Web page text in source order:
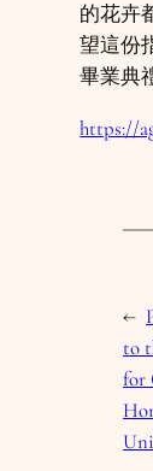
的花卉
望這份
畢業典
https://
←
to
for